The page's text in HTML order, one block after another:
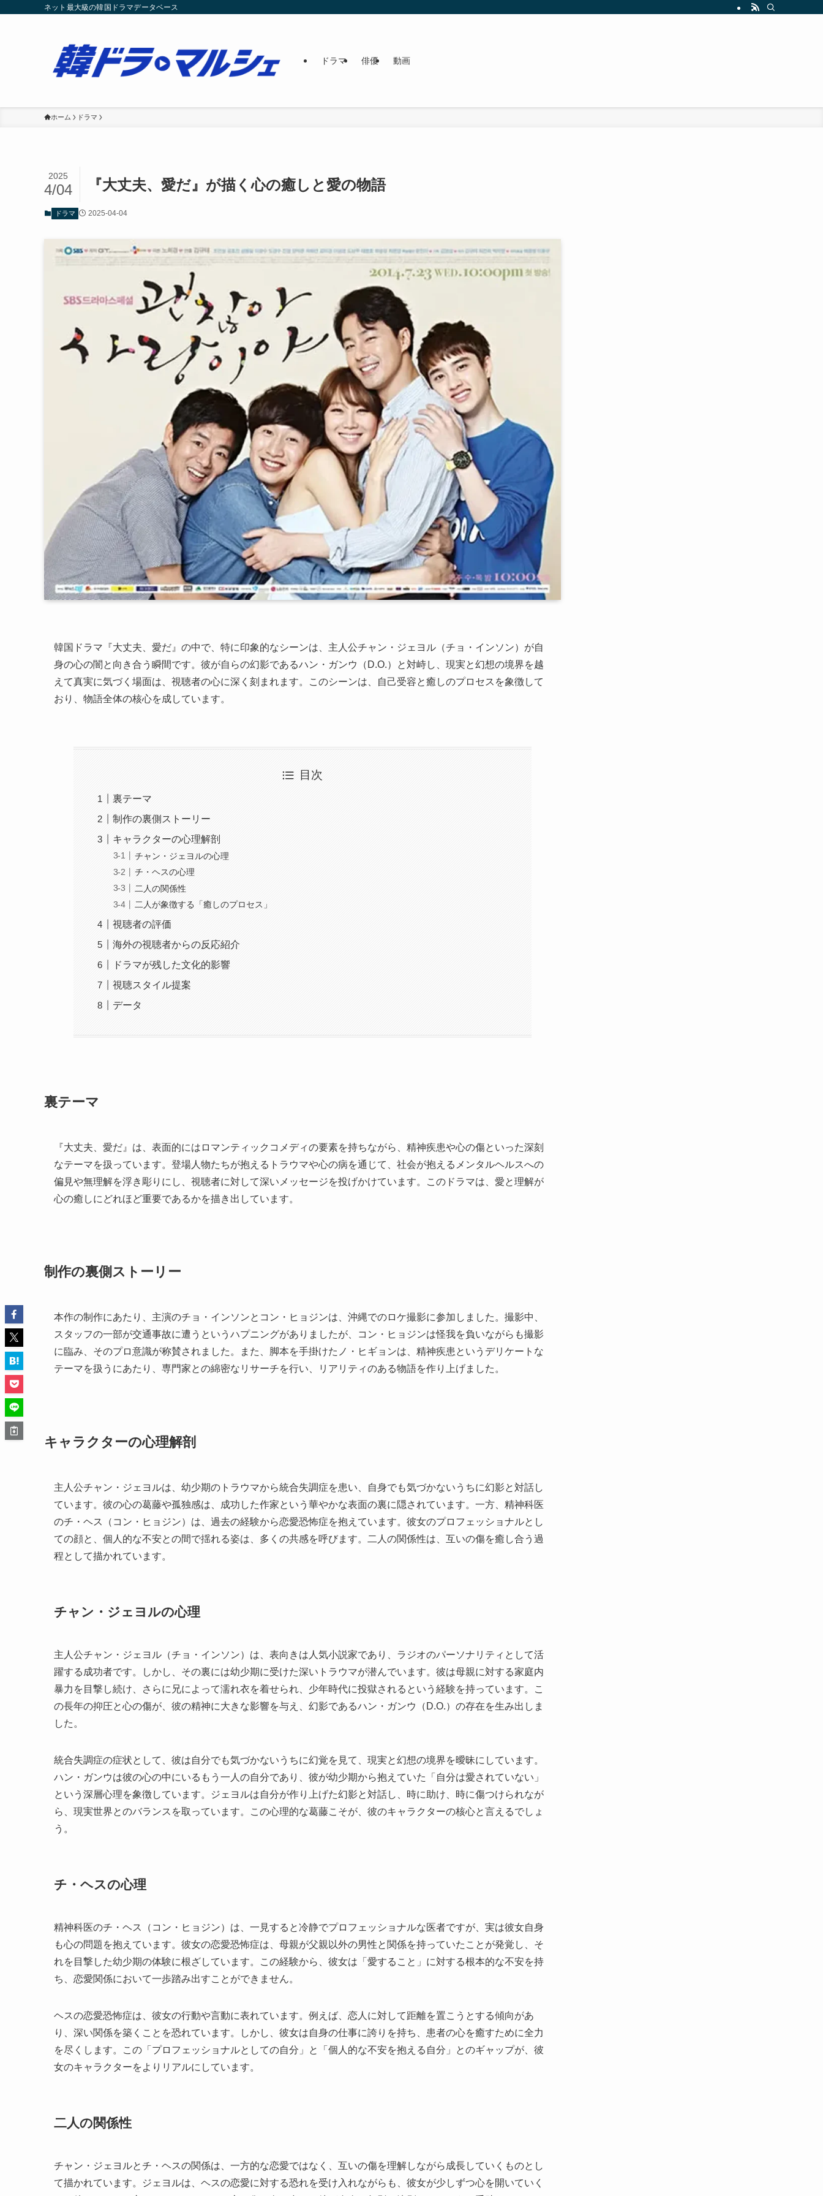
ネット最大級の韓国ドラマデータベース
ドラマ 俳優 動画
ホーム ドラマ
『大丈夫、愛だ』が描く心の癒しと愛の物語
2025
4/04
ドラマ 2025-04-04
韓国ドラマ『大丈夫、愛だ』の中で、特に印象的なシーンは、主人公チャン・ジェヨル（チョ・インソン）が自
身の心の闇と向き合う瞬間です。彼が自らの幻影であるハン・ガンウ（D.O.）と対峙し、現実と幻想の境界を越
えて真実に気づく場面は、視聴者の心に深く刻まれます。このシーンは、自己受容と癒しのプロセスを象徴して
おり、物語全体の核心を成しています。
目次
裏テーマ
制作の裏側ストーリー
キャラクターの心理解剖
チャン・ジェヨルの心理
チ・ヘスの心理
二人の関係性
二人が象徴する「癒しのプロセス」
視聴者の評価
海外の視聴者からの反応紹介
ドラマが残した文化的影響
視聴スタイル提案
データ
裏テーマ
『大丈夫、愛だ』は、表面的にはロマンティックコメディの要素を持ちながら、精神疾患や心の傷といった深刻
なテーマを扱っています。登場人物たちが抱えるトラウマや心の病を通じて、社会が抱えるメンタルヘルスへの
偏見や無理解を浮き彫りにし、視聴者に対して深いメッセージを投げかけています。このドラマは、愛と理解が
心の癒しにどれほど重要であるかを描き出しています。
制作の裏側ストーリー
本作の制作にあたり、主演のチョ・インソンとコン・ヒョジンは、沖縄でのロケ撮影に参加しました。撮影中、
スタッフの一部が交通事故に遭うというハプニングがありましたが、コン・ヒョジンは怪我を負いながらも撮影
に臨み、そのプロ意識が称賛されました。また、脚本を手掛けたノ・ヒギョンは、精神疾患というデリケートな
テーマを扱うにあたり、専門家との綿密なリサーチを行い、リアリティのある物語を作り上げました。
キャラクターの心理解剖
主人公チャン・ジェヨルは、幼少期のトラウマから統合失調症を患い、自身でも気づかないうちに幻影と対話し
ています。彼の心の葛藤や孤独感は、成功した作家という華やかな表面の裏に隠されています。一方、精神科医
のチ・ヘス（コン・ヒョジン）は、過去の経験から恋愛恐怖症を抱えています。彼女のプロフェッショナルとし
ての顔と、個人的な不安との間で揺れる姿は、多くの共感を呼びます。二人の関係性は、互いの傷を癒し合う過
程として描かれています。
チャン・ジェヨルの心理
主人公チャン・ジェヨル（チョ・インソン）は、表向きは人気小説家であり、ラジオのパーソナリティとして活
躍する成功者です。しかし、その裏には幼少期に受けた深いトラウマが潜んでいます。彼は母親に対する家庭内
暴力を目撃し続け、さらに兄によって濡れ衣を着せられ、少年時代に投獄されるという経験を持っています。こ
の長年の抑圧と心の傷が、彼の精神に大きな影響を与え、幻影であるハン・ガンウ（D.O.）の存在を生み出しま
した。
統合失調症の症状として、彼は自分でも気づかないうちに幻覚を見て、現実と幻想の境界を曖昧にしています。
ハン・ガンウは彼の心の中にいるもう一人の自分であり、彼が幼少期から抱えていた「自分は愛されていない」
という深層心理を象徴しています。ジェヨルは自分が作り上げた幻影と対話し、時に助け、時に傷つけられなが
ら、現実世界とのバランスを取っています。この心理的な葛藤こそが、彼のキャラクターの核心と言えるでしょ
う。
チ・ヘスの心理
精神科医のチ・ヘス（コン・ヒョジン）は、一見すると冷静でプロフェッショナルな医者ですが、実は彼女自身
も心の問題を抱えています。彼女の恋愛恐怖症は、母親が父親以外の男性と関係を持っていたことが発覚し、そ
れを目撃した幼少期の体験に根ざしています。この経験から、彼女は「愛すること」に対する根本的な不安を持
ち、恋愛関係において一歩踏み出すことができません。
ヘスの恋愛恐怖症は、彼女の行動や言動に表れています。例えば、恋人に対して距離を置こうとする傾向があ
り、深い関係を築くことを恐れています。しかし、彼女は自身の仕事に誇りを持ち、患者の心を癒すために全力
を尽くします。この「プロフェッショナルとしての自分」と「個人的な不安を抱える自分」とのギャップが、彼
女のキャラクターをよりリアルにしています。
二人の関係性
チャン・ジェヨルとチ・ヘスの関係は、一方的な恋愛ではなく、互いの傷を理解しながら成長していくものとし
て描かれています。ジェヨルは、ヘスの恋愛に対する恐れを受け入れながらも、彼女が少しずつ心を開いていく